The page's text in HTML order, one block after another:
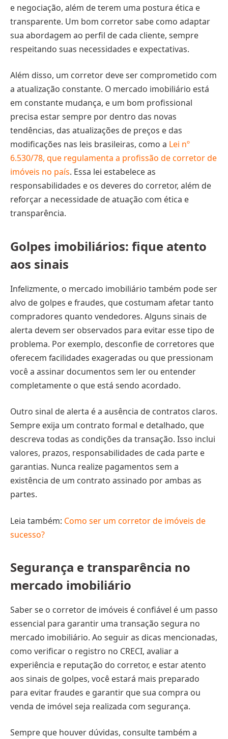
e negociação, além de terem uma postura ética e
transparente. Um bom corretor sabe como adaptar
sua abordagem ao perfil de cada cliente, sempre
respeitando suas necessidades e expectativas.
Além disso, um corretor deve ser comprometido com
a atualização constante. O mercado imobiliário está
em constante mudança, e um bom profissional
precisa estar sempre por dentro das novas
tendências, das atualizações de preços e das
modificações nas leis brasileiras, como a Lei nº
6.530/78, que regulamenta a profissão de corretor de
imóveis no país. Essa lei estabelece as
responsabilidades e os deveres do corretor, além de
reforçar a necessidade de atuação com ética e
transparência.
Golpes imobiliários: fique atento
aos sinais
Infelizmente, o mercado imobiliário também pode ser
alvo de golpes e fraudes, que costumam afetar tanto
compradores quanto vendedores. Alguns sinais de
alerta devem ser observados para evitar esse tipo de
problema. Por exemplo, desconfie de corretores que
oferecem facilidades exageradas ou que pressionam
você a assinar documentos sem ler ou entender
completamente o que está sendo acordado.
Outro sinal de alerta é a ausência de contratos claros.
Sempre exija um contrato formal e detalhado, que
descreva todas as condições da transação. Isso inclui
valores, prazos, responsabilidades de cada parte e
garantias. Nunca realize pagamentos sem a
existência de um contrato assinado por ambas as
partes.
Leia também: Como ser um corretor de imóveis de
sucesso?
Segurança e transparência no
mercado imobiliário
Saber se o corretor de imóveis é confiável é um passo
essencial para garantir uma transação segura no
mercado imobiliário. Ao seguir as dicas mencionadas,
como verificar o registro no CRECI, avaliar a
experiência e reputação do corretor, e estar atento
aos sinais de golpes, você estará mais preparado
para evitar fraudes e garantir que sua compra ou
venda de imóvel seja realizada com segurança.
Sempre que houver dúvidas, consulte também a